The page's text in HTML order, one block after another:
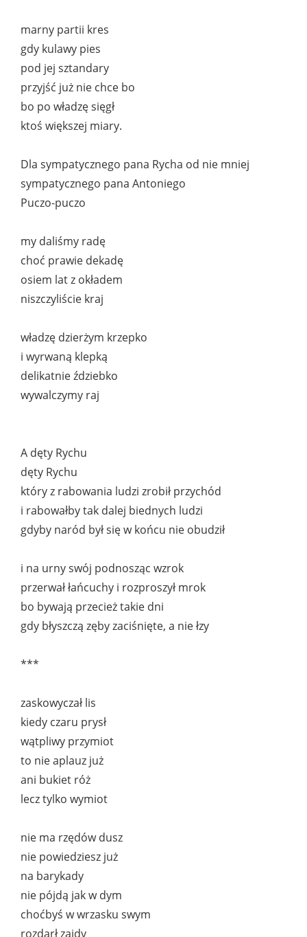
marny partii kres
gdy kulawy pies
pod jej sztandary
przyjść już nie chce bo
bo po władzę sięgł
ktoś większej miary.
Dla sympatycznego pana Rycha od nie mniej
sympatycznego pana Antoniego
Puczo-puczo
my daliśmy radę
choć prawie dekadę
osiem lat z okładem
niszczyliście kraj
władzę dzierżym krzepko
i wyrwaną klepką
delikatnie ździebko
wywalczymy raj
A dęty Rychu
dęty Rychu
który z rabowania ludzi zrobił przychód
i rabowałby tak dalej biednych ludzi
gdyby naród był się w końcu nie obudził
i na urny swój podnosząc wzrok
przerwał łańcuchy i rozproszył mrok
bo bywają przecież takie dni
gdy błyszczą zęby zaciśnięte, a nie łzy
***
zaskowyczał lis
kiedy czaru prysł
wątpliwy przymiot
to nie aplauz już
ani bukiet róż
lecz tylko wymiot
nie ma rzędów dusz
nie powiedziesz już
na barykady
nie pójdą jak w dym
choćbyś w wrzasku swym
rozdarł zajdy